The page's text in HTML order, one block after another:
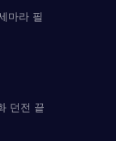
마라 필
던전 끝